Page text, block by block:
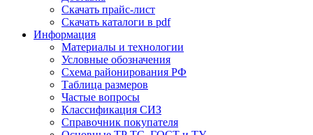
Скачать прайс-лист
Скачать каталоги в pdf
Информация
Материалы и технологии
Условные обозначения
Схема районирования РФ
Таблица размеров
Частые вопросы
Классификация СИЗ
Справочник покупателя